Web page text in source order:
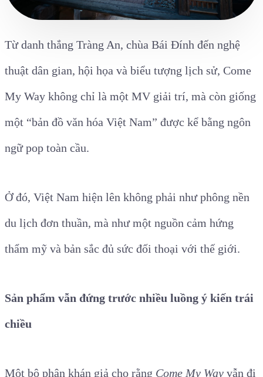
Từ danh thắng Tràng An, chùa Bái Đính đến nghệ
thuật dân gian, hội họa và biểu tượng lịch sử, Come
My Way không chỉ là một MV giải trí, mà còn giống
một “bản đồ văn hóa Việt Nam” được kể bằng ngôn
ngữ pop toàn cầu.
Ở đó, Việt Nam hiện lên không phải như phông nền
du lịch đơn thuần, mà như một nguồn cảm hứng
thẩm mỹ và bản sắc đủ sức đối thoại với thế giới.
Sản phẩm vẫn đứng trước nhiều luồng ý kiến trái
chiều
Một bộ phận khán giả cho rằng Come My Way vẫn đi